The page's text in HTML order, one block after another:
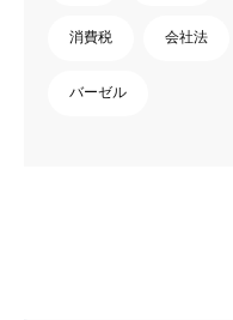
消費税 会社法
バーゼル